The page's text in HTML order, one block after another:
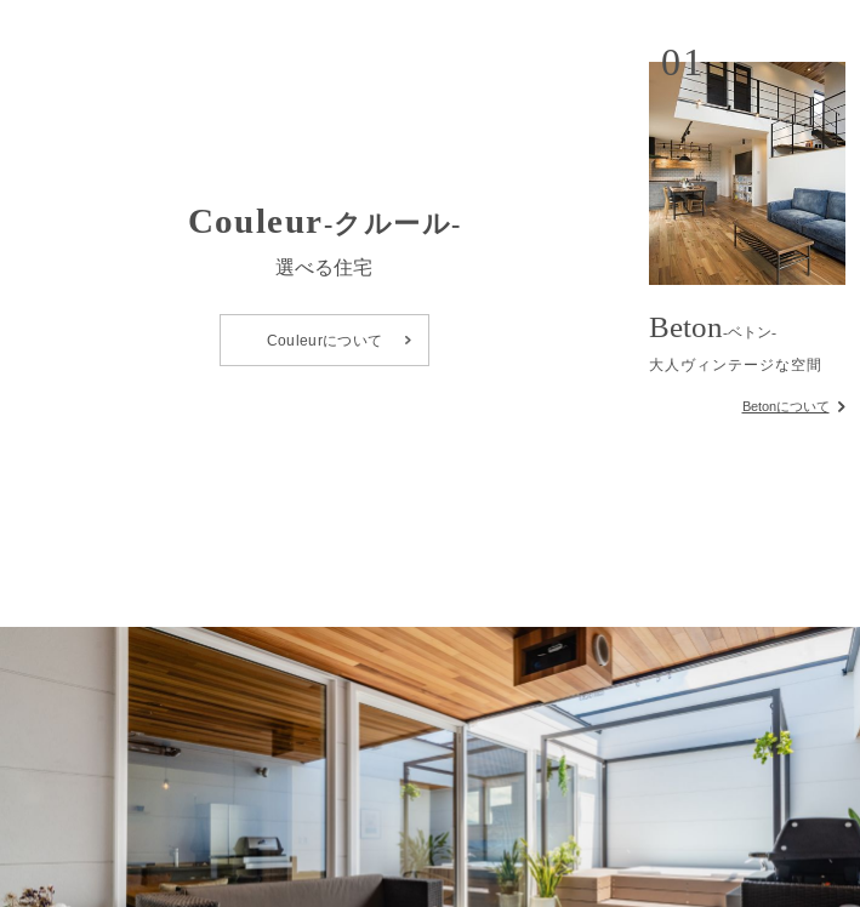
Couleur-クルール-
選べる住宅
Couleurについて
01
Beton-ベトン-
大人ヴィンテージな空間
Betonについて